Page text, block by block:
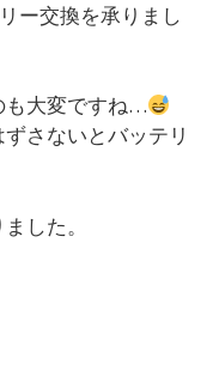
ー交換を承りまし
も大変ですね…
さないとバッテリ
した。